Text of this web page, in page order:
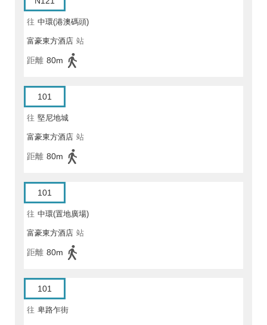
往 中環(港澳碼頭)
富豪東方酒店 站
距離 80m
101
往 堅尼地城
富豪東方酒店 站
距離 80m
101
往 中環(置地廣場)
富豪東方酒店 站
距離 80m
101
往 卑路乍街